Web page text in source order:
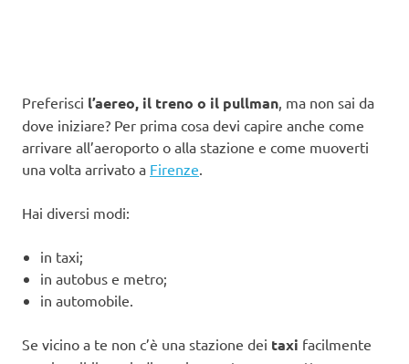
Preferisci l’aereo, il treno o il pullman, ma non sai da
dove iniziare? Per prima cosa devi capire anche come
arrivare all’aeroporto o alla stazione e come muoverti
una volta arrivato a Firenze.
Hai diversi modi:
in taxi;
in autobus e metro;
in automobile.
Se vicino a te non c’è una stazione dei taxi facilmente